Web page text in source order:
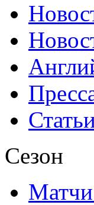
Сезон
Матчи